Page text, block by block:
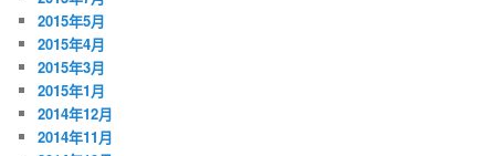
2015年5月
2015年4月
2015年3月
2015年1月
2014年12月
2014年11月